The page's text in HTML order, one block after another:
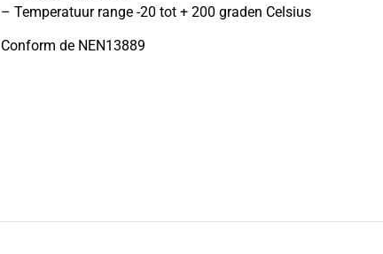
– Temperatuur range -20 tot + 200 graden Celsius
Conform de NEN13889